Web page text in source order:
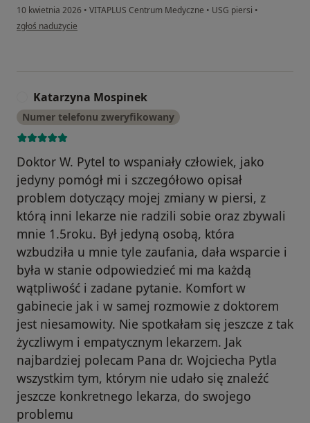
10 kwietnia 2026 • VITAPLUS Centrum Medyczne • USG piersi •
w opinii użytkownika Ewelina
zgłoś nadużycie
Katarzyna Mospinek
Numer telefonu zweryfikowany
Doktor W. Pytel to wspaniały człowiek, jako
jedyny pomógł mi i szczegółowo opisał
problem dotyczący mojej zmiany w piersi, z
którą inni lekarze nie radzili sobie oraz zbywali
mnie 1.5roku. Był jedyną osobą, która
wzbudziła u mnie tyle zaufania, dała wsparcie i
była w stanie odpowiedzieć mi ma każdą
wątpliwość i zadane pytanie. Komfort w
gabinecie jak i w samej rozmowie z doktorem
jest niesamowity. Nie spotkałam się jeszcze z tak
życzliwym i empatycznym lekarzem. Jak
najbardziej polecam Pana dr. Wojciecha Pytla
wszystkim tym, którym nie udało się znaleźć
jeszcze konkretnego lekarza, do swojego
problemu